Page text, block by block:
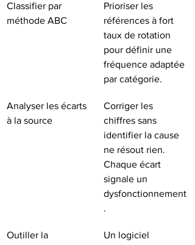
Classifier par
méthode ABC
Prioriser les
références à fort
taux de rotation
pour définir une
fréquence adaptée
par catégorie.
Analyser les écarts
à la source
Corriger les
chiffres sans
identifier la cause
ne résout rien.
Chaque écart
signale un
dysfonctionnement
.
Outiller la
Un logiciel